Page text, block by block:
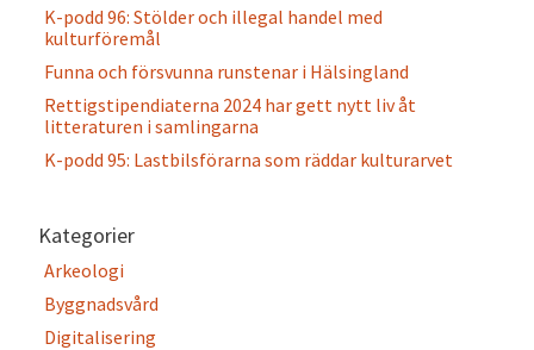
K-podd 96: Stölder och illegal handel med
kulturföremål
Funna och försvunna runstenar i Hälsingland
Rettigstipendiaterna 2024 har gett nytt liv åt
litteraturen i samlingarna
K-podd 95: Lastbilsförarna som räddar kulturarvet
Kategorier
Arkeologi
Byggnadsvård
Digitalisering